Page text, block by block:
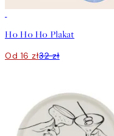
Ho Ho Ho Plakat
Od 16 zł32 zł